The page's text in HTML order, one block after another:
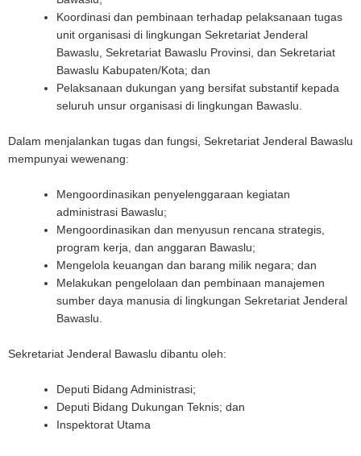
Koordinasi dan pembinaan terhadap pelaksanaan tugas
unit organisasi di lingkungan Sekretariat Jenderal
Bawaslu, Sekretariat Bawaslu Provinsi, dan Sekretariat
Bawaslu Kabupaten/Kota; dan
Pelaksanaan dukungan yang bersifat substantif kepada
seluruh unsur organisasi di lingkungan Bawaslu.
Dalam menjalankan tugas dan fungsi, Sekretariat Jenderal Bawaslu
mempunyai wewenang:
Mengoordinasikan penyelenggaraan kegiatan
administrasi Bawaslu;
Mengoordinasikan dan menyusun rencana strategis,
program kerja, dan anggaran Bawaslu;
Mengelola keuangan dan barang milik negara; dan
Melakukan pengelolaan dan pembinaan manajemen
sumber daya manusia di lingkungan Sekretariat Jenderal
Bawaslu.
Sekretariat Jenderal Bawaslu dibantu oleh:
Deputi Bidang Administrasi;
Deputi Bidang Dukungan Teknis; dan
Inspektorat Utama